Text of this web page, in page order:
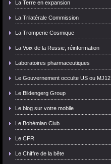
La Terre en expansion
La Trilatérale Commission
La Tromperie Cosmique
La Voix de la Russie, réinformation
Laboratoires pharmaceutiques
Le Gouvernement occulte US ou MJ12
Le Bildengerg Group
Le blog sur votre mobile
Le Bohémian Club
Le CFR
Le Chiffre de la bête